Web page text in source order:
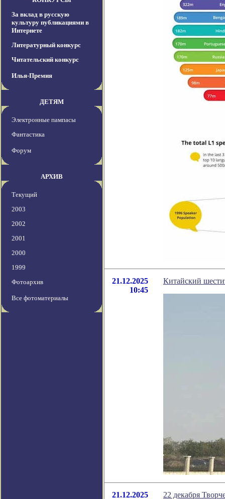
За вклад в русскую
культуру публикациями в
Интернете
Литературный конкурс
Читательский конкурс
Илья-Премия
ДЕТЯМ
Электронные пампасы
Фантастика
Форум
АРХИВ
Текущий
2003
2002
2001
2000
1999
Фотоархив
Все фотоматериалы
21.12.2025
10:45
Китайский
21.12.2025 22 декабря